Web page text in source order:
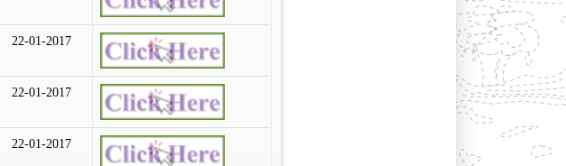
22-01-2017
22-01-2017
22-01-2017